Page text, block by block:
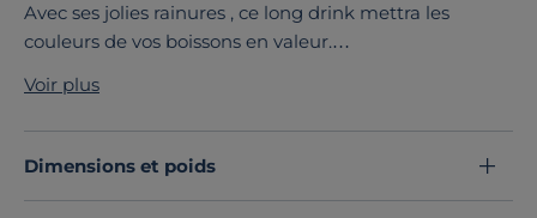
Avec ses jolies rainures , ce long drink mettra les
couleurs de vos boissons en valeur.
canots bretons dont la cale est constituée de petites
lattes de bois ordonnées avec minutie. À l’image de la
petite île Ouessant qui se situe à la pointe du Finistère,
Voir plus
Dimensions et poids